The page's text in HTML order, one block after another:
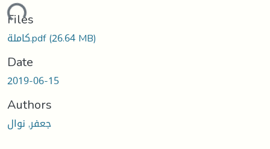
Files
كاملة.pdf(26.64 MB)
Date
2019-06-15
Authors
جعفر, نوال